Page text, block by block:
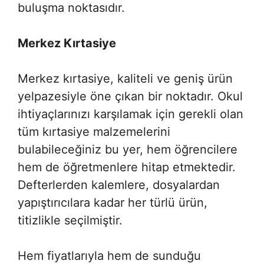
buluşma noktasıdır.
Merkez Kırtasiye
Merkez kırtasiye, kaliteli ve geniş ürün
yelpazesiyle öne çıkan bir noktadır. Okul
ihtiyaçlarınızı karşılamak için gerekli olan
tüm kırtasiye malzemelerini
bulabileceğiniz bu yer, hem öğrencilere
hem de öğretmenlere hitap etmektedir.
Defterlerden kalemlere, dosyalardan
yapıştırıcılara kadar her türlü ürün,
titizlikle seçilmiştir.
Hem fiyatlarıyla hem de sunduğu